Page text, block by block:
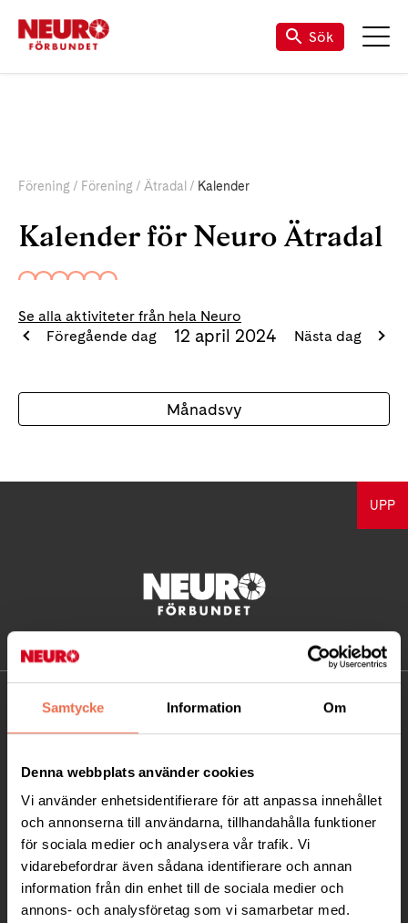
Samtycke Information Om
Denna webbplats använder cookies
Vi använder enhetsidentifierare för att anpassa innehållet
och annonserna till användarna, tillhandahålla funktioner
för sociala medier och analysera vår trafik. Vi
vidarebefordrar även sådana identifierare och annan
information från din enhet till de sociala medier och
annons- och analysföretag som vi samarbetar med.
Sök
Förening Förening Ätradal Kalender
Kalender för Neuro Ätradal
Se alla aktiviteter från hela Neuro
Föregående dag
12 april 2024 Nästa dag
Månadsvy
UPP
KONTAKT
Ågatan 12 C, 172 62 Sundbyberg
Telefon:08-677 70 10
Postadress:
Box 4086
171 04 Solna